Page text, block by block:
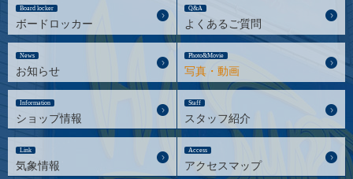
Board locker
ボードロッカー
Q&A
よくあるご質問
News
お知らせ
Photo&Movie
写真・動画
Information
ショップ情報
Staff
スタッフ紹介
Link
気象情報
Access
アクセスマップ